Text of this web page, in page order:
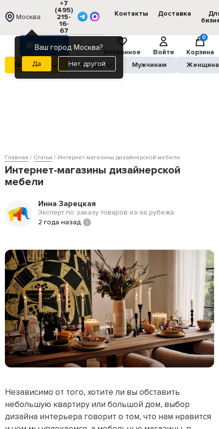
Москва
Ваш город Москва?
Нет, другой
+7
(495)
215-
16-
67
Контакты Доставка
Каталог
Избранное
Войти
0
Корзина
Магазины
Бренды Мужчинам
Главная Статьи Интернет-магазины дизайнерской мебели
Интернет-магазины дизайнерской
мебели
Инна Зарецкая
Эксперт по заказу товаров из-за рубежа
2 года назад
Независимо от того, хотите ли вы обставить
небольшую квартиру или большой дом, выбор
дизайна интерьера говорит о том, что нам нравится